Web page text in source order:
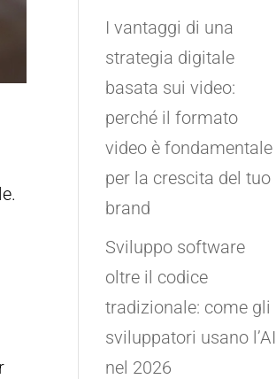
I vantaggi di una
strategia digitale
basata sui video:
perché il formato
video è fondamentale
per la crescita del tuo
brand
Sviluppo software
oltre il codice
tradizionale: come gli
sviluppatori usano l’AI
nel 2026